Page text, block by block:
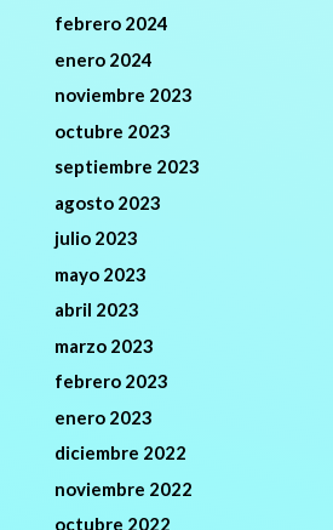
febrero 2024
enero 2024
noviembre 2023
octubre 2023
septiembre 2023
agosto 2023
julio 2023
mayo 2023
abril 2023
marzo 2023
febrero 2023
enero 2023
diciembre 2022
noviembre 2022
octubre 2022